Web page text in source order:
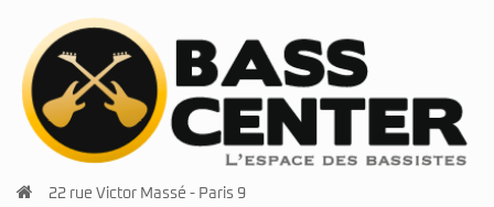
22 rue Victor Massé - Paris 9